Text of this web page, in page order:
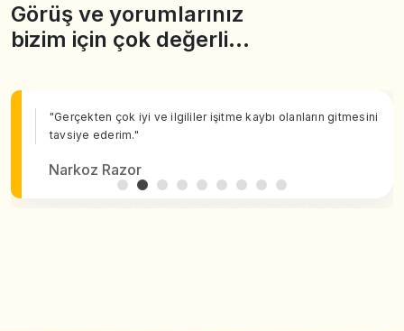
Görüş ve yorumlarınız
bizim için çok değerli…
"Gerçekten çok iyi ve ilgililer işitme kaybı olanların gitmesini
tavsiye ederim."
Narkoz Razor